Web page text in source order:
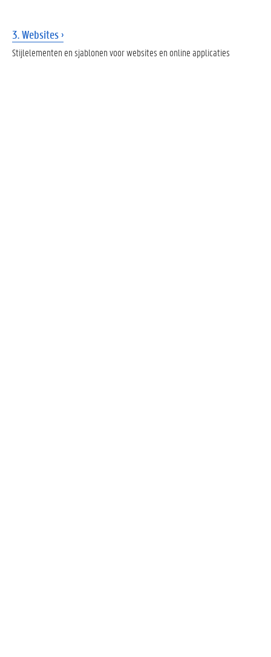
3. Websites
Stijlelementen en sjablonen voor websites en online applicaties